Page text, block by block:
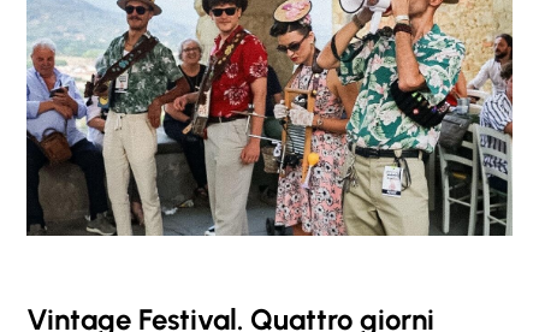
Vintage Festival. Quattro giorni